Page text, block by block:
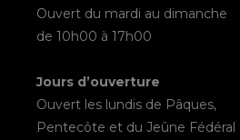
Ouvert du mardi au dimanche
de 10h00 à 17h00
Jours d’ouverture
Ouvert les lundis de Pâques,
Pentecôte et du Jeûne Fédéral